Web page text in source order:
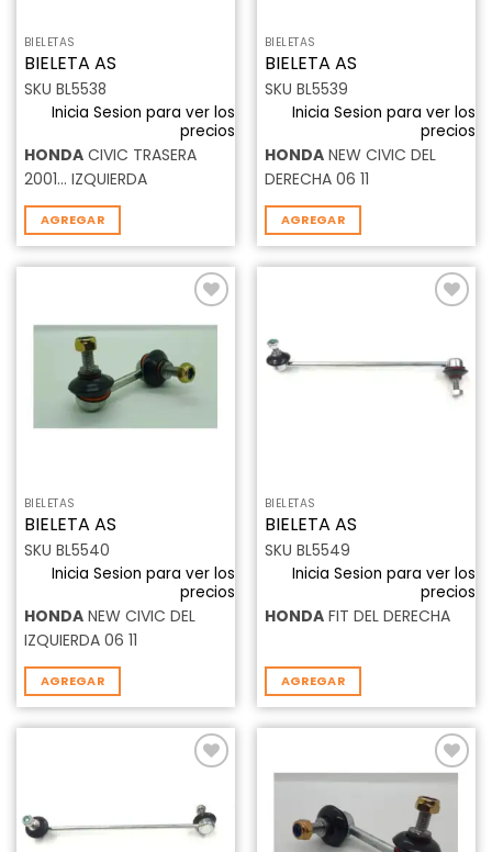
BIELETAS
BIELETA AS
SKU BL5538
Inicia Sesion para ver los
precios
HONDACIVIC TRASERA
2001... IZQUIERDA
AGREGAR
BIELETAS
BIELETA AS
SKU BL5539
Inicia Sesion para ver los
precios
HONDANEW CIVIC DEL
DERECHA 06 11
AGREGAR
Añadir
deseos
BIELETAS
BIELETA AS
SKU BL5540
Inicia Sesion para ver los
precios
HONDANEW CIVIC DEL
IZQUIERDA 06 11
AGREGAR
deseos
BIELETAS
BIELETA AS
SKU BL5549
Inicia Sesion para ver los
precios
HONDAFIT DEL DERECHA
AGREGAR
lista de
deseos
Añadir
a la
lista de
deseos